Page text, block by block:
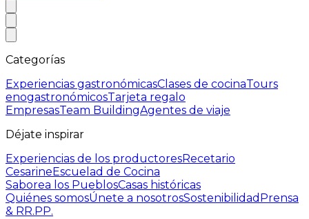
Categorías
Experiencias gastronómicasClases de cocinaTours
enogastronómicosTarjeta regalo
EmpresasTeam BuildingAgentes de viaje
Déjate inspirar
Experiencias de los productoresRecetario
CesarineEscuelad de Cocina
Saborea los PueblosCasas históricas
Quiénes somosÚnete a nosotrosSostenibilidad Prensa
& RR.PP.